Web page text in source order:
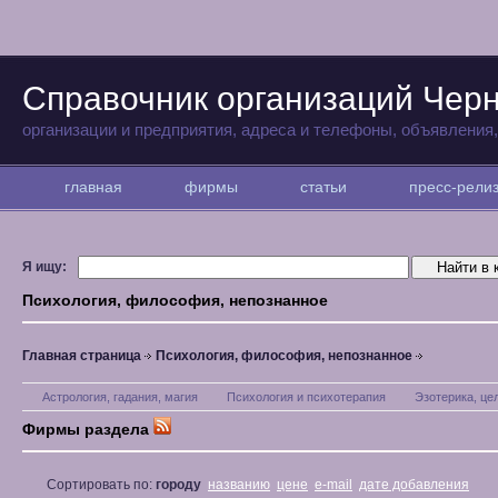
Справочник организаций
организации и предприятия, адреса и телефоны,
главная фирмы статьи пресс-
Я ищу:
Психология, философия, непознанное
Главная страница Психология, философия, непознанное
Астрология, гадания, магия Психология и психотерапия Эзотерика,
Фирмы раздела
Сортировать по: городу названию цене e-mail дате добавления